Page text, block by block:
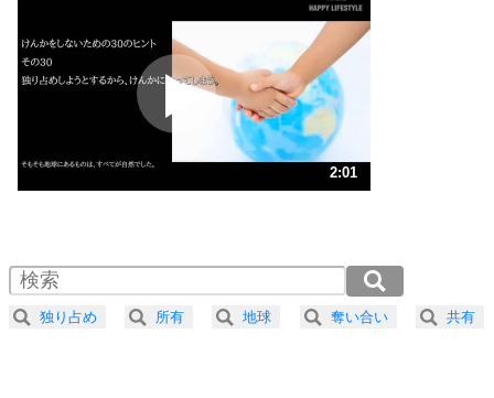
いらいらしない人になる30の方法
プラス思考
ポジティブになれない原因は、行動しないから。
ポジティブ思考になる30の方法
ストレス対策
人生、なんとかなるもの。
気楽に生きる30の方法
4 器の大きい人は、怒りを優しさで表現する。
2:01
2.0倍速 （238KB 1分0秒）
2.5倍速 （191KB 48秒）
3.0倍速 （159KB 40秒）
独り占め 所有 地球 奪い合い 共有